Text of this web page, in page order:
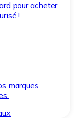
pour acheter
!
marques